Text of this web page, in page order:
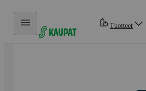
Hyppää sisältöön
Tuotteet